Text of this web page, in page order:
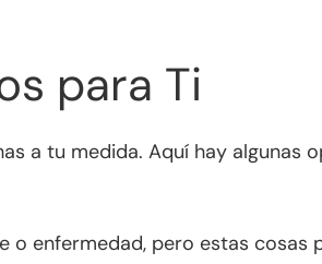
para Ti
a tu medida. Aquí hay algunas
enfermedad, pero estas cosas